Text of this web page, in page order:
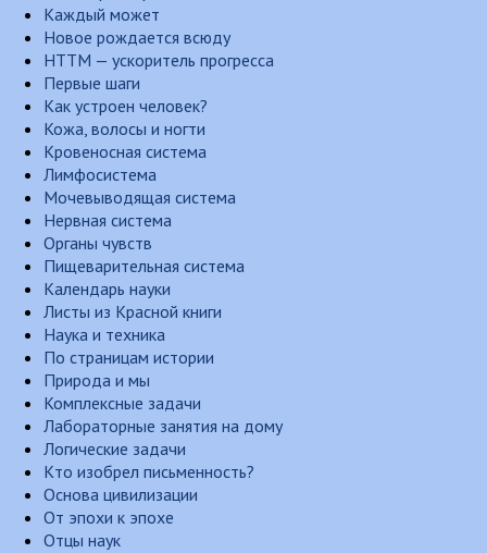
Каждый может
Новое рождается всюду
НТТМ — ускоритель прогресса
Первые шаги
Как устроен человек?
Кожа, волосы и ногти
Кровеносная система
Лимфосистема
Мочевыводящая система
Нервная система
Органы чувств
Пищеварительная система
Календарь науки
Листы из Красной книги
Наука и техника
По страницам истории
Природа и мы
Комплексные задачи
Лабораторные занятия на дому
Логические задачи
Кто изобрел письменность?
Основа цивилизации
От эпохи к эпохе
Отцы наук